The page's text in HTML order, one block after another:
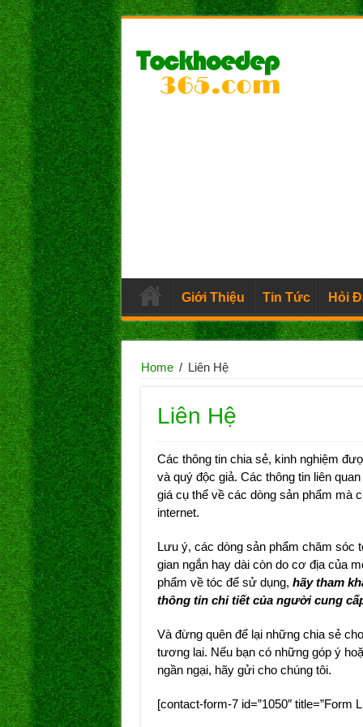
Giới Thiệu Tin Tức Hỏi
Home / Liên Hệ
Liên Hệ
Các thông tin chia sẻ, kinh nghiệm
và quý độc giả. Các thông tin liên
giá cụ thể về các dòng sản phẩm mà
internet.
Lưu ý, các dòng sản phẩm chăm sóc
gian ngắn hay dài còn do cơ địa của
phẩm về tóc để sử dụng, hãy tham
thông tin chi tiết của người cung
Và đừng quên để lại những chia sẻ
tương lai. Nếu bạn có những góp ý
ngần ngại, hãy gửi cho chúng tôi.
[contact-form-7 id=”1050″ title=”Form